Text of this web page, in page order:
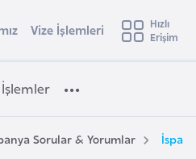
e
t
Vize İşlemleri
Hızlı
Erişim
Sorular & Yorumlar